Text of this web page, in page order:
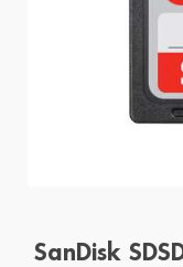
SanDisk